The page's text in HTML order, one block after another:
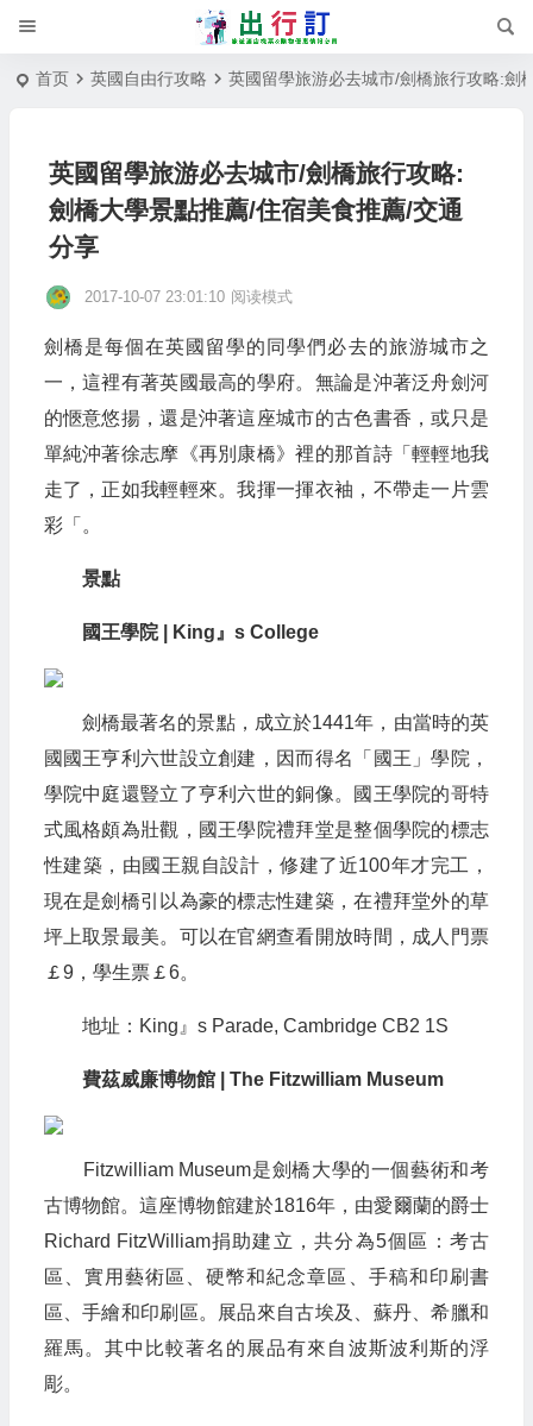
首页 英國自由行攻略 英國留學旅游必去城市/劍橋旅行攻略:劍
英國留學旅游必去城市/劍橋旅行攻略:
劍橋大學景點推薦/住宿美食推薦/交通
分享
2017-10-07 23:01:10 阅读模式
劍橋是每個在英國留學的同學們必去的旅游城市之
一，這裡有著英國最高的學府。無論是沖著泛舟劍河
的愜意悠揚，還是沖著這座城市的古色書香，或只是
單純沖著徐志摩《再別康橋》裡的那首詩「輕輕地我
走了，正如我輕輕來。我揮一揮衣袖，不帶走一片雲
彩「。
景點
國王學院 | King』s College
劍橋最著名的景點，成立於1441年，由當時的英
國國王亨利六世設立創建，因而得名「國王」學院，
學院中庭還豎立了亨利六世的銅像。國王學院的哥特
式風格頗為壯觀，國王學院禮拜堂是整個學院的標志
性建築，由國王親自設計，修建了近100年才完工，
現在是劍橋引以為豪的標志性建築，在禮拜堂外的草
坪上取景最美。可以在官網查看開放時間，成人門票
￡9，學生票￡6。
地址：King』s Parade, Cambridge CB2 1S
費茲威廉博物館 | The Fitzwilliam Museum
Fitzwilliam Museum是劍橋大學的一個藝術和考
古博物館。這座博物館建於1816年，由愛爾蘭的爵士
Richard FitzWilliam捐助建立，共分為5個區：考古
區、實用藝術區、硬幣和紀念章區、手稿和印刷書
區、手繪和印刷區。展品來自古埃及、蘇丹、希臘和
羅馬。其中比較著名的展品有來自波斯波利斯的浮
彫。